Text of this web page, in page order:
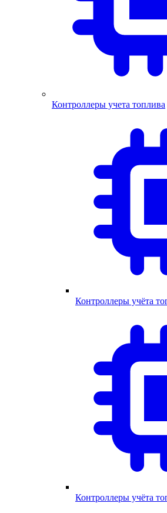
Контроллеры учета топлива
Контроллеры учёта
Контроллеры учёта